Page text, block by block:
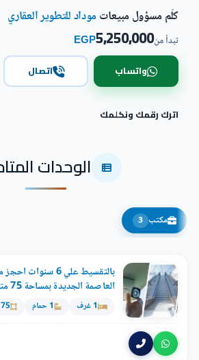
كلّم مسؤول مبيعاتموداد للتطوير العقاري
تبدأ من5,250,000
EGP
واتساب اتصال
اترك رقمك ونكلمك
الوحدات
مكتب 3
بالتقسيط علي 6
العاصمة الجديدة بمساحة 75 متر
1 غرف 1 حمام 75 m²